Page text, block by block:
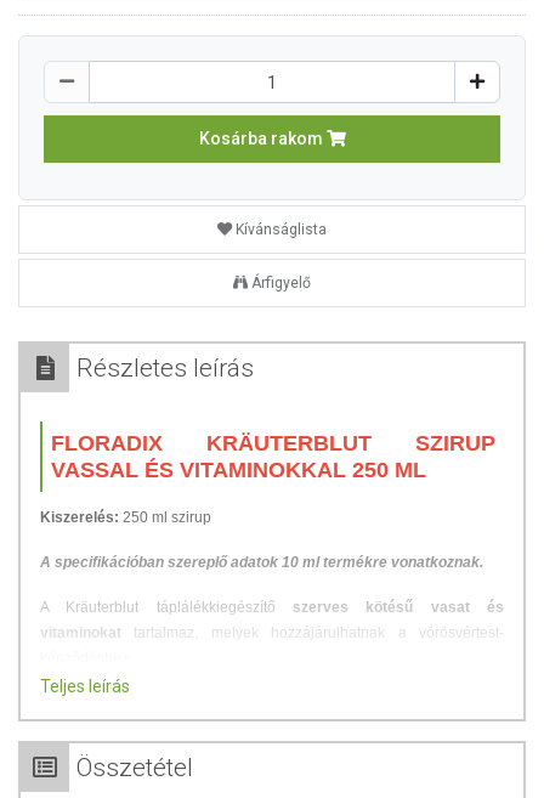
Kosárba rakom
Kívánságlista
Árfigyelő
Részletes leírás
FLORADIX KRÄUTERBLUT SZIRUP
VASSAL ÉS VITAMINOKKAL 250 ML
Kiszerelés: 250 ml szirup
A specifikációban szereplő adatok 10 ml termékre vonatkoznak.
A Kräuterblut táplálékkiegészítő szerves kötésű vasat és
vitaminokat tartalmaz, melyek hozzájárulhatnak a vörösvértest-
A Floradix Kräuterblut szirup
Teljes leírás
Összetétel